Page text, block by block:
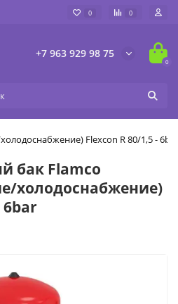
0 0
+7 963 929 98 75
0
Flexcon R 80/1,5 - 6bar
бак Flamco
холодоснабжение)
6bar